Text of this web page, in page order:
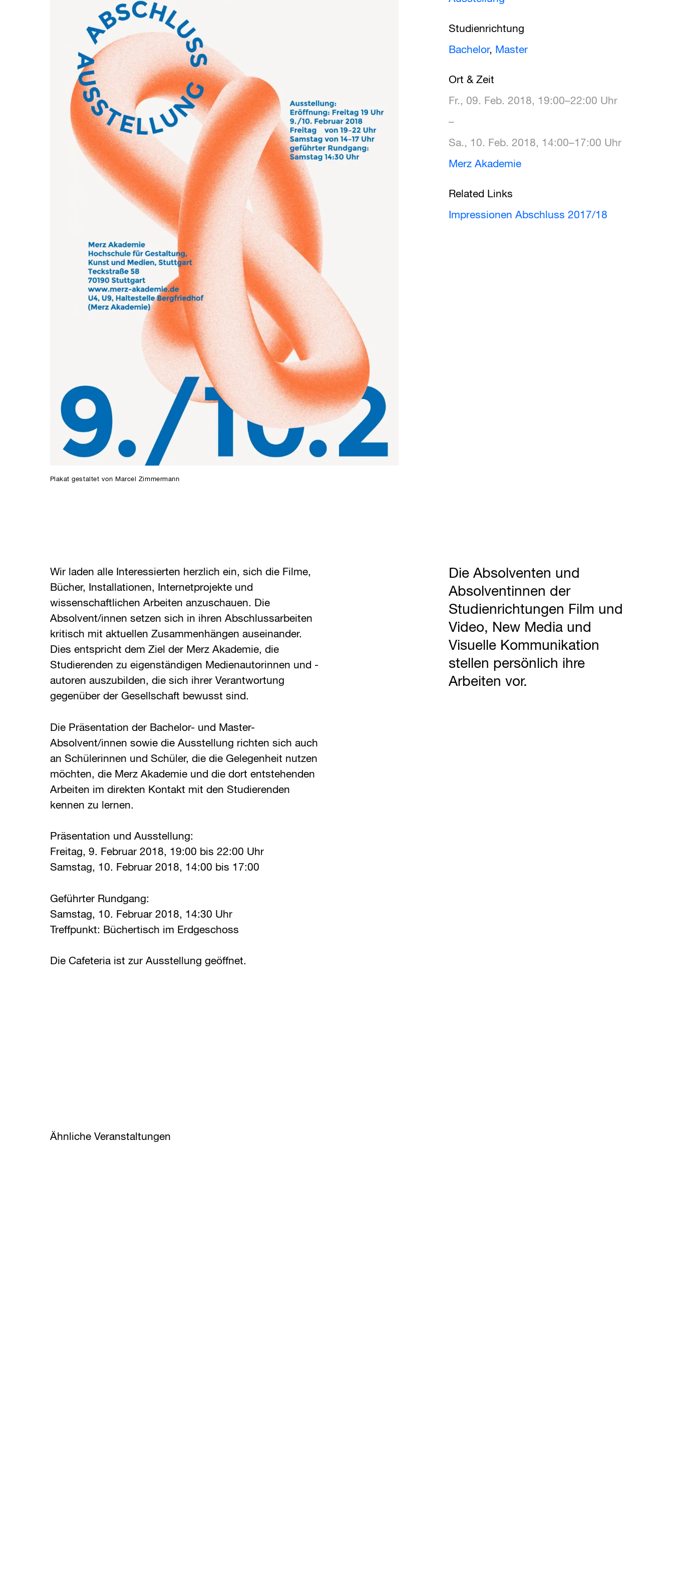
Studienrichtung
Bachelor, Master
Ort & Zeit
Fr., 09. Feb. 2018, 19:00–22:00 Uhr
–
Sa., 10. Feb. 2018, 14:00–17:00 Uhr
Merz Akademie
Related Links
Impressionen Abschluss 2017/18
Plakat gestaltet von Marcel Zimmermann
Wir laden alle Interessierten herzlich ein, sich die Filme,
Bücher, Installationen, Internetprojekte und
wissenschaftlichen Arbeiten anzuschauen. Die
Absolvent/innen setzen sich in ihren Abschlussarbeiten
kritisch mit aktuellen Zusammenhängen auseinander.
Dies entspricht dem Ziel der Merz Akademie, die
Studierenden zu eigenständigen Medienautorinnen und -
autoren auszubilden, die sich ihrer Verantwortung
gegenüber der Gesellschaft bewusst sind.
Die Präsentation der Bachelor- und Master-
Absolvent/innen sowie die Ausstellung richten sich auch
an Schülerinnen und Schüler, die die Gelegenheit nutzen
möchten, die Merz Akademie und die dort entstehenden
Arbeiten im direkten Kontakt mit den Studierenden
kennen zu lernen.
Präsentation und Ausstellung:
Freitag, 9. Februar 2018, 19:00 bis 22:00 Uhr
Samstag, 10. Februar 2018, 14:00 bis 17:00
Geführter Rundgang:
Samstag, 10. Februar 2018, 14:30 Uhr
Treffpunkt: Büchertisch im Erdgeschoss
Die Cafeteria ist zur Ausstellung geöffnet.
Die Absolventen und
Absolventinnen der
Studienrichtungen Film und
Video, New Media und
Visuelle Kommunikation
stellen persönlich ihre
Arbeiten vor.
Ähnliche Veranstaltungen